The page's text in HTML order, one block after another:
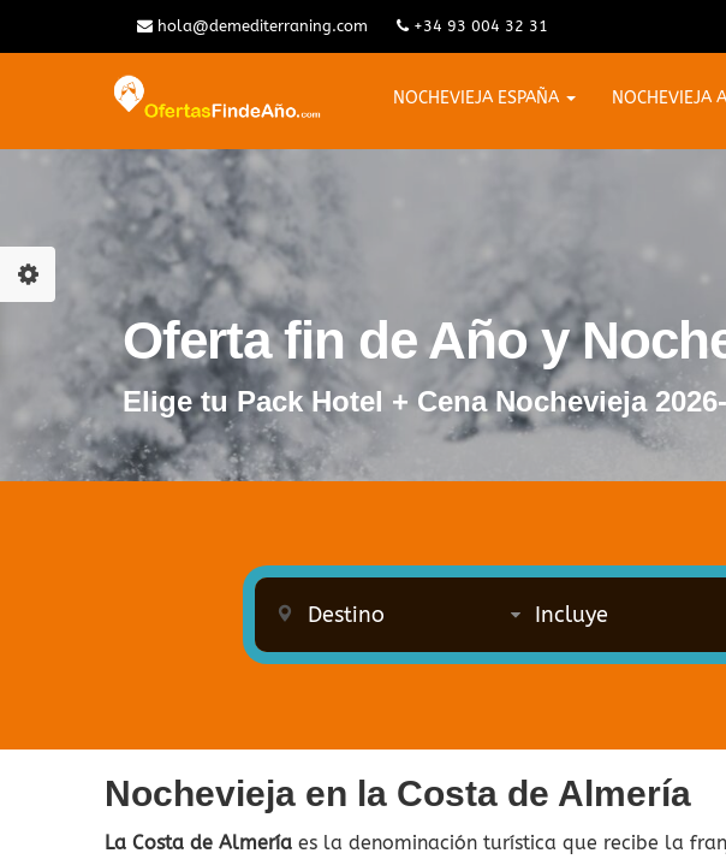
hola@demediterraning.com +34 93 004 32 31
NOCHEVIEJA ESPAÑA NOCHEVIEJA
Oferta fin de Año y
Elige tu Pack Hotel + Cena Nochevieja
Incluye
Nochevieja en la Costa de Almería
La Costa de Almería es la denominación turística que recibe la